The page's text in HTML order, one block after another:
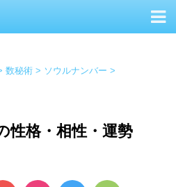
数秘術 > ソウルナンバー >
性格・相性・運勢